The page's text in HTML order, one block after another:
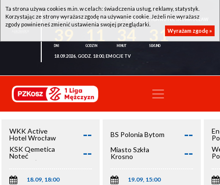
WKK ACTIVE HOTEL WROCŁAW - KSK QEMETICA NOTEĆ INOWROCŁAW
30
18.09.2026, GODZ. 18:00, EMOCJE TV
WKK Active
Hotel Wrocław
--
KSK Qemetica
Noteć
Inowrocław
--
18.09, 18:00
BS Polonia Bytom --
Miasto Szkła
Krosno
--
19.09, 15:00
Ta strona używa cookies m.in. w celach: świadczenia usług, reklamy, statystyk.
Korzystając ze strony wyrażasz zgodę na używanie cookie. Jeżeli nie wyrażasz
zgody powinieneś zmienić ustawienia swojej przeglądarki.
Wyrażam zgodę »